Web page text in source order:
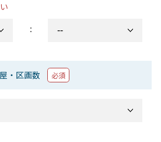
：
・区画数 必須